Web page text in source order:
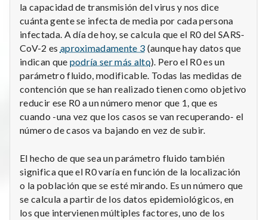
la capacidad de transmisión del virus y nos dice
cuánta gente se infecta de media por cada persona
infectada. A día de hoy, se calcula que el R0 del SARS-
CoV-2 es aproximadamente 3 (aunque hay datos que
indican que podría ser más alto). Pero el R0 es un
parámetro fluido, modificable. Todas las medidas de
contención que se han realizado tienen como objetivo
reducir ese R0 a un número menor que 1, que es
cuando -una vez que los casos se van recuperando- el
número de casos va bajando en vez de subir.
El hecho de que sea un parámetro fluido también
significa que el R0 varía en función de la localización
o la población que se esté mirando. Es un número que
se calcula a partir de los datos epidemiológicos, en
los que intervienen múltiples factores, uno de los